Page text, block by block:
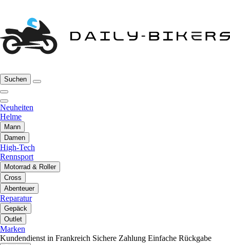
Suchen
Neuheiten
Helme
Mann
Damen
High-Tech
Rennsport
Motorrad & Roller
Cross
Abenteuer
Reparatur
Gepäck
Outlet
Marken
Kundendienst in Frankreich Sichere Zahlung Einfache Rückgabe